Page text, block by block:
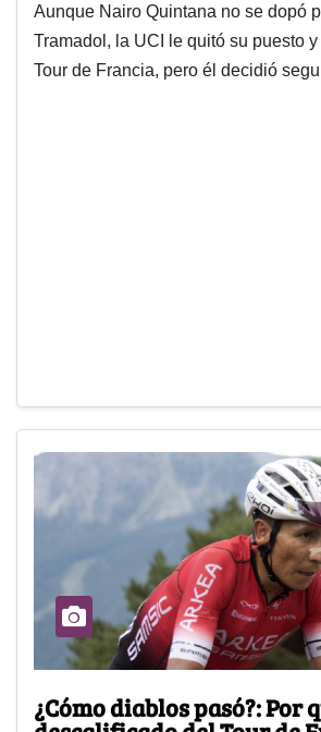
Aunque Nairo Quintana no se dopó
Tramadol, la UCI le quitó su puesto y
Tour de Francia, pero él decidió
¿Cómo diablos pasó?: Por